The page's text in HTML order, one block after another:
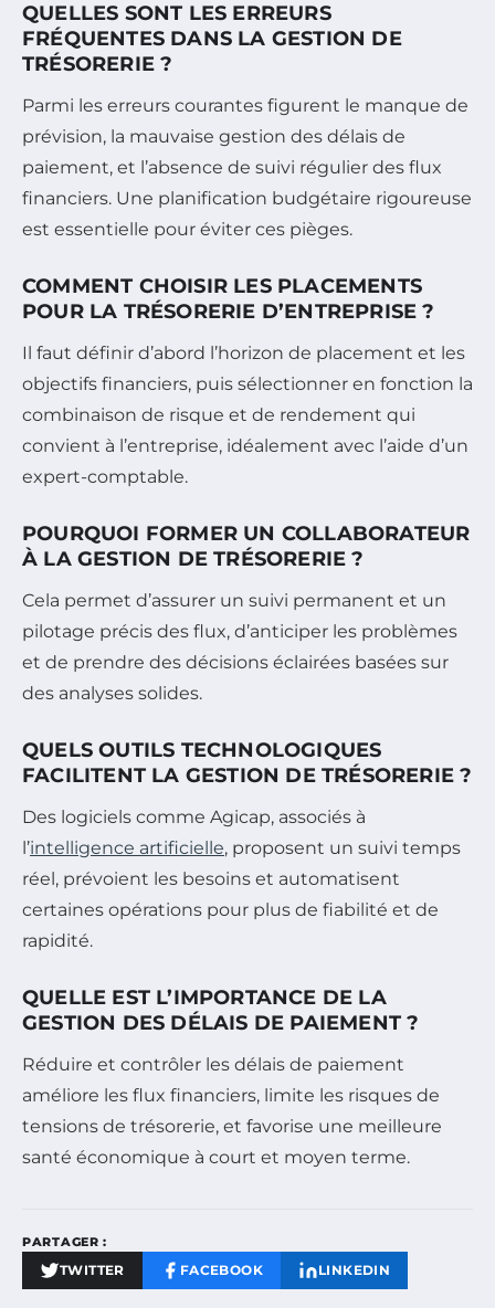
QUELLES SONT LES ERREURS
FRÉQUENTES DANS LA GESTION DE
TRÉSORERIE ?
Parmi les erreurs courantes figurent le manque de
prévision, la mauvaise gestion des délais de
paiement, et l’absence de suivi régulier des flux
financiers. Une planification budgétaire rigoureuse
est essentielle pour éviter ces pièges.
COMMENT CHOISIR LES PLACEMENTS
POUR LA TRÉSORERIE D’ENTREPRISE ?
Il faut définir d’abord l’horizon de placement et les
objectifs financiers, puis sélectionner en fonction la
combinaison de risque et de rendement qui
convient à l’entreprise, idéalement avec l’aide d’un
expert-comptable.
POURQUOI FORMER UN COLLABORATEUR
À LA GESTION DE TRÉSORERIE ?
Cela permet d’assurer un suivi permanent et un
pilotage précis des flux, d’anticiper les problèmes
et de prendre des décisions éclairées basées sur
des analyses solides.
QUELS OUTILS TECHNOLOGIQUES
FACILITENT LA GESTION DE TRÉSORERIE ?
Des logiciels comme Agicap, associés à
l’intelligence artificielle, proposent un suivi temps
réel, prévoient les besoins et automatisent
certaines opérations pour plus de fiabilité et de
rapidité.
QUELLE EST L’IMPORTANCE DE LA
GESTION DES DÉLAIS DE PAIEMENT ?
Réduire et contrôler les délais de paiement
améliore les flux financiers, limite les risques de
tensions de trésorerie, et favorise une meilleure
santé économique à court et moyen terme.
PARTAGER :
TWITTER FACEBOOK LINKEDIN